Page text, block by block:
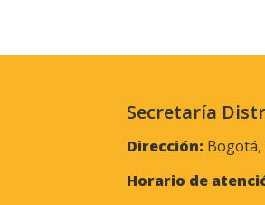
Secretaría
Dirección: Bogotá,
Horario de